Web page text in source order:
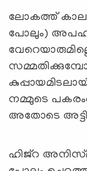
ലോകത്ത്
പോലും)
നമ്മുടെ
അതോടെ
ഹിജ്‌റ